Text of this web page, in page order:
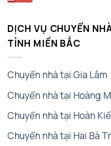
DỊCH VỤ CHUYỂN
TỈNH MIỀN BẮC
Chuyển nhà tại Gia Lâm
Chuyển nhà tại Hoàng
Chuyển nhà tại Hoàn
Chuyển nhà tại Hai Bà